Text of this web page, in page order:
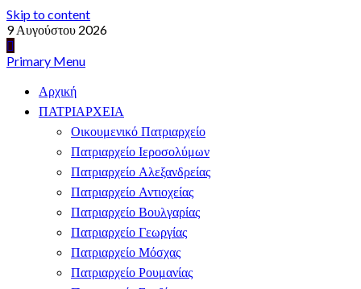
Skip to content
9 Αυγούστου 2026
Primary Menu
Αρχική
ΠΑΤΡΙΑΡΧΕΙΑ
Οικουμενικό Πατριαρχείο
Πατριαρχείο Ιεροσολύμων
Πατριαρχείο Αλεξανδρείας
Πατριαρχείο Αντιοχείας
Πατριαρχείο Βουλγαρίας
Πατριαρχείο Γεωργίας
Πατριαρχείο Μόσχας
Πατριαρχείο Ρουμανίας